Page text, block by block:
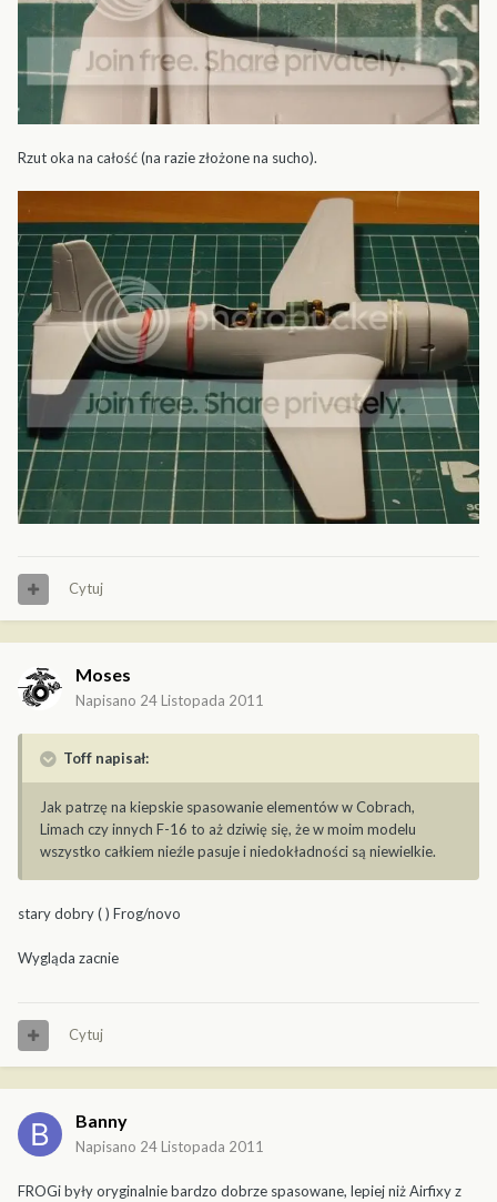
Rzut oka na całość (na razie złożone na sucho).
Cytuj
Moses
Napisano 24 Listopada 2011
Toff napisał:
Jak patrzę na kiepskie spasowanie elementów w Cobrach,
Limach czy innych F-16 to aż dziwię się, że w moim modelu
wszystko całkiem nieźle pasuje i niedokładności są niewielkie.
stary dobry ( ) Frog/novo
Wygląda zacnie
Cytuj
Banny
Napisano 24 Listopada 2011
FROGi były oryginalnie bardzo dobrze spasowane, lepiej niż Airfixy z